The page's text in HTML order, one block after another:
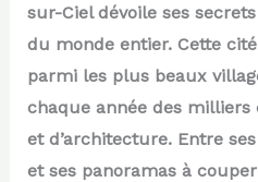
sur-Ciel dévoile ses
du monde entier. Cette
parmi les plus beaux
chaque année des milliers
et d’architecture. Entre
et ses panoramas à